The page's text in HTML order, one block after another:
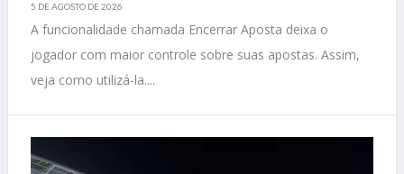
5 DE AGOSTO DE 2026
A funcionalidade chamada Encerrar Aposta deixa o
jogador com maior controle sobre suas apostas. Assim,
veja como utilizá-la....